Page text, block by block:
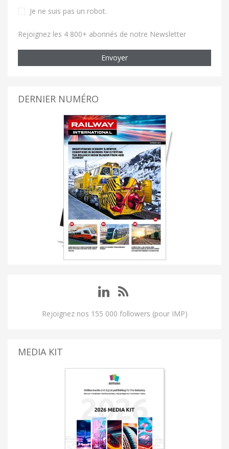
Je ne suis pas un robot.
Rejoignez les 4 800+ abonnés de notre Newsletter
Envoyer
DERNIER NUMÉRO
Rejoignez nos 155 000 followers (pour IMP)
MEDIA KIT